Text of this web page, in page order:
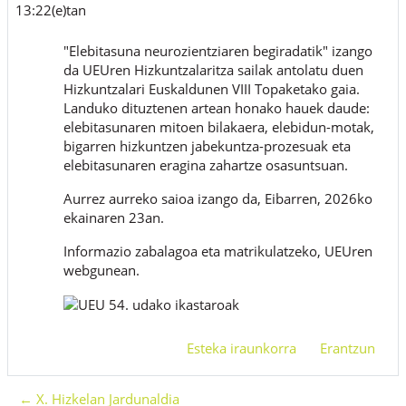
13:22(e)tan
"Elebitasuna neurozientziaren begiradatik" izango
da UEUren Hizkuntzalaritza sailak antolatu duen
Hizkuntzalari Euskaldunen VIII Topaketako gaia.
Landuko dituztenen artean honako hauek daude:
elebitasunaren mitoen bilakaera, elebidun-motak,
bigarren hizkuntzen jabekuntza-prozesuak eta
elebitasunaren eragina zahartze osasuntsuan.
Aurrez aurreko saioa izango da, Eibarren, 2026ko
ekainaren 23an.
Informazio zabalagoa eta matrikulatzeko, UEUren
webgunean.
Esteka iraunkorra Erantzun
← X. Hizkelan Jardunaldia